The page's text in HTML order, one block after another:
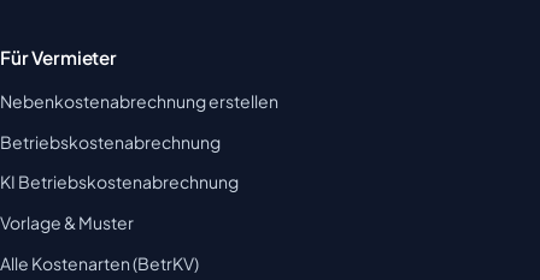
Für Vermieter
Nebenkostenabrechnung erstellen
Betriebskostenabrechnung
KI Betriebskostenabrechnung
Vorlage & Muster
Alle Kostenarten (BetrKV)